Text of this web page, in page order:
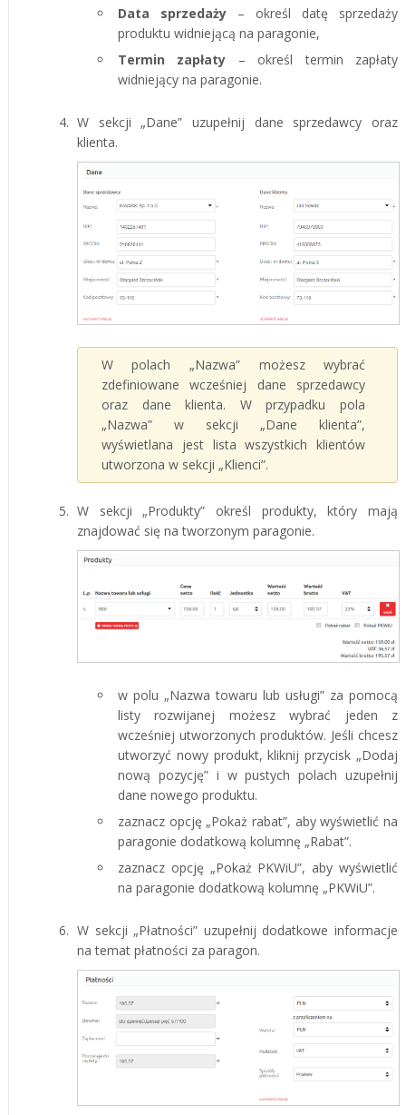
Data sprzedaży– określ datę sprzedaży
produktu widniejącą na paragonie,
Termin zapłaty – określ termin zapłaty
widniejący na paragonie.
W sekcji „Dane” uzupełnij dane sprzedawcy oraz
klienta.
W polach „Nazwa” możesz wybrać
zdefiniowane wcześniej dane sprzedawcy
oraz dane klienta. W przypadku pola
„Nazwa” w sekcji „Dane klienta”,
wyświetlana jest lista wszystkich klientów
utworzona w sekcji „Klienci”.
W sekcji „Produkty” określ produkty, który mają
znajdować się na tworzonym paragonie.
w polu „Nazwa towaru lub usługi” za pomocą
listy rozwijanej możesz wybrać jeden z
wcześniej utworzonych produktów. Jeśli chcesz
utworzyć nowy produkt, kliknij przycisk „Dodaj
nową pozycję” i w pustych polach uzupełnij
dane nowego produktu.
zaznacz opcję „Pokaż rabat”, aby wyświetlić na
paragonie dodatkową kolumnę „Rabat”.
zaznacz opcję „Pokaż PKWiU”, aby wyświetlić
na paragonie dodatkową kolumnę „PKWiU”.
W sekcji „Płatności” uzupełnij dodatkowe informacje
na temat płatności za paragon.